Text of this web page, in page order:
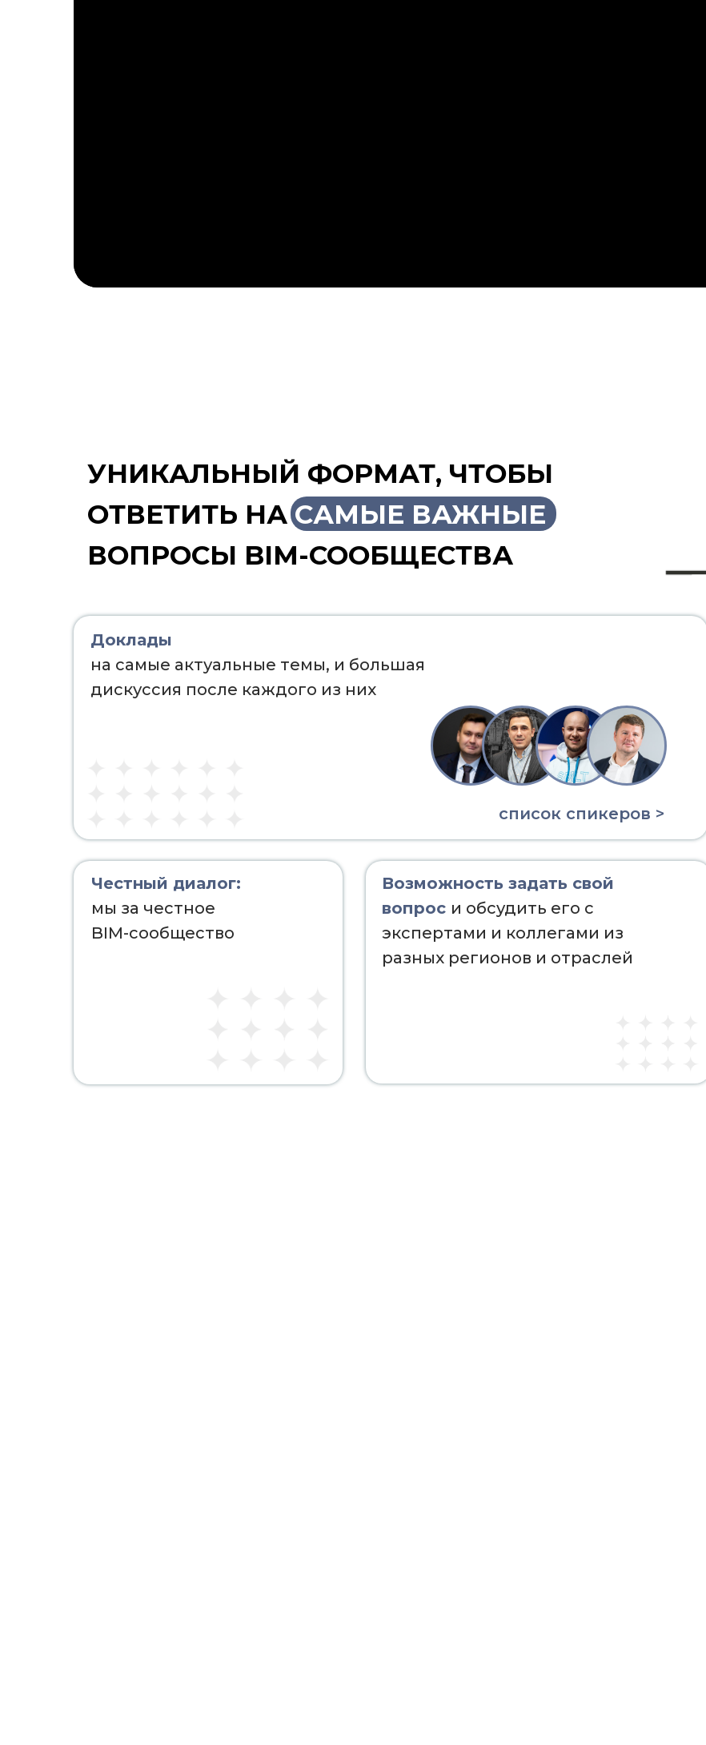
Доклады
на самые актуальные темы, и большая
дискуссия после каждого из них
список спикеров >
Честный диалог:
мы за честное
BIM-сообщество
Возможность задать свой
вопрос и обсудить его с
экспертами и коллегами из
разных регионов и отраслей
УНИКАЛЬНЫЙ ФОРМАТ, ЧТОБЫ
ОТВЕТИТЬ НАСАМЫЕ ВАЖНЫЕ
ВОПРОСЫ BIM-СООБЩЕСТВА